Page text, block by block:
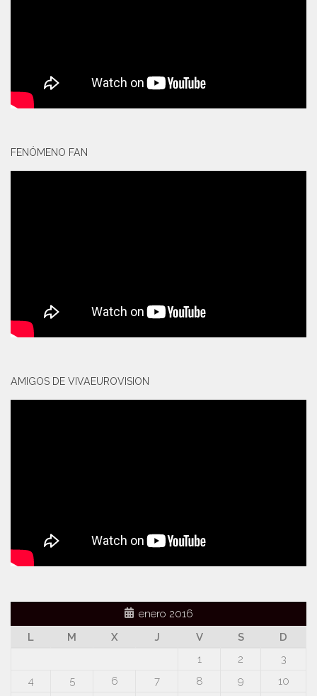
FENÓMENO FAN
AMIGOS DE VIVAEUROVISION
enero 2016
L
M X J V S
D
1
2
3
4
5 6 7 8 9
10